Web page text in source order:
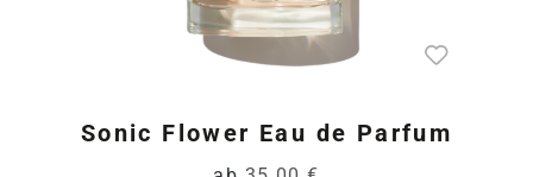
Sonic Flower Eau de Parfum